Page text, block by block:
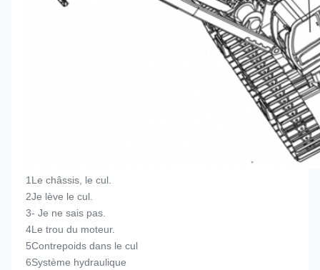
1Le châssis, le cul.
2Je lève le cul.
3- Je ne sais pas.
4Le trou du moteur.
5Contrepoids dans le cul
6Système hydraulique